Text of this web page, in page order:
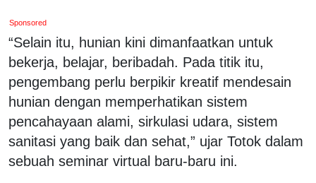
Sponsored
“Selain itu, hunian kini dimanfaatkan untuk
bekerja, belajar, beribadah. Pada titik itu,
pengembang perlu berpikir kreatif mendesain
hunian dengan memperhatikan sistem
pencahayaan alami, sirkulasi udara, sistem
sanitasi yang baik dan sehat,” ujar Totok dalam
sebuah seminar virtual baru-baru ini.